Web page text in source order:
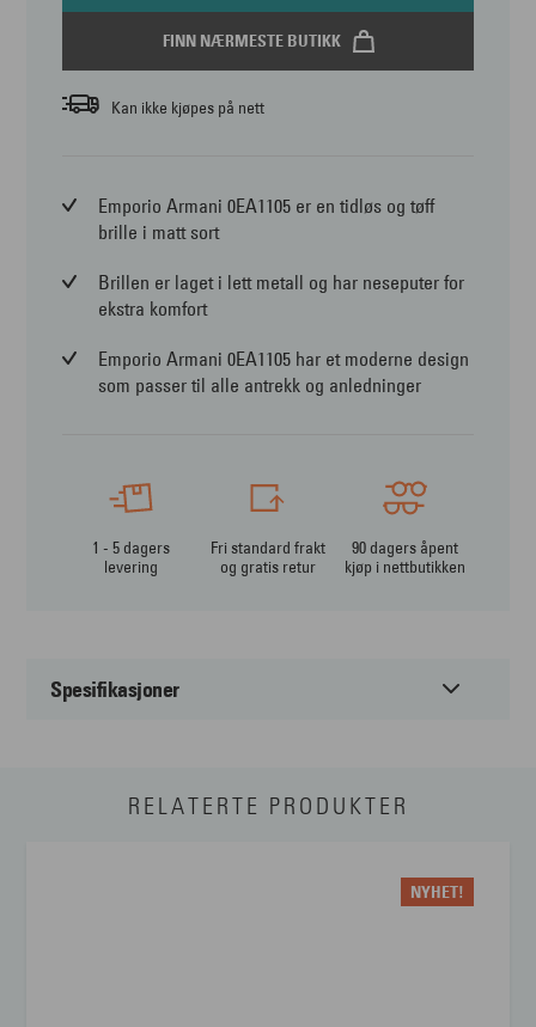
FINN NÆRMESTE BUTIKK
Kan ikke kjøpes på nett
Emporio Armani 0EA1105 er en tidløs og tøff
brille i matt sort
Brillen er laget i lett metall og har neseputer for
ekstra komfort
Emporio Armani 0EA1105 har et moderne design
som passer til alle antrekk og anledninger
1 - 5 dagers
levering
Fri standard frakt
og gratis retur
90 dagers åpent
kjøp i nettbutikken
Spesifikasjoner
Sort
RELATERTE PRODUKTER
NYHET!